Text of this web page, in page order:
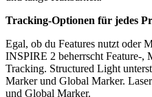
Tracking-Optionen für jedes
Egal, ob du Features nutzt oder
INSPIRE 2 beherrscht Feature-,
Tracking. Structured Light
Marker und Global Marker.
und Global Marker.